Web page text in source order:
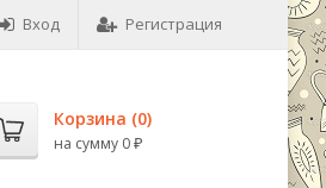
Вход Регистрация
Корзина (0)
на сумму 0 ₽